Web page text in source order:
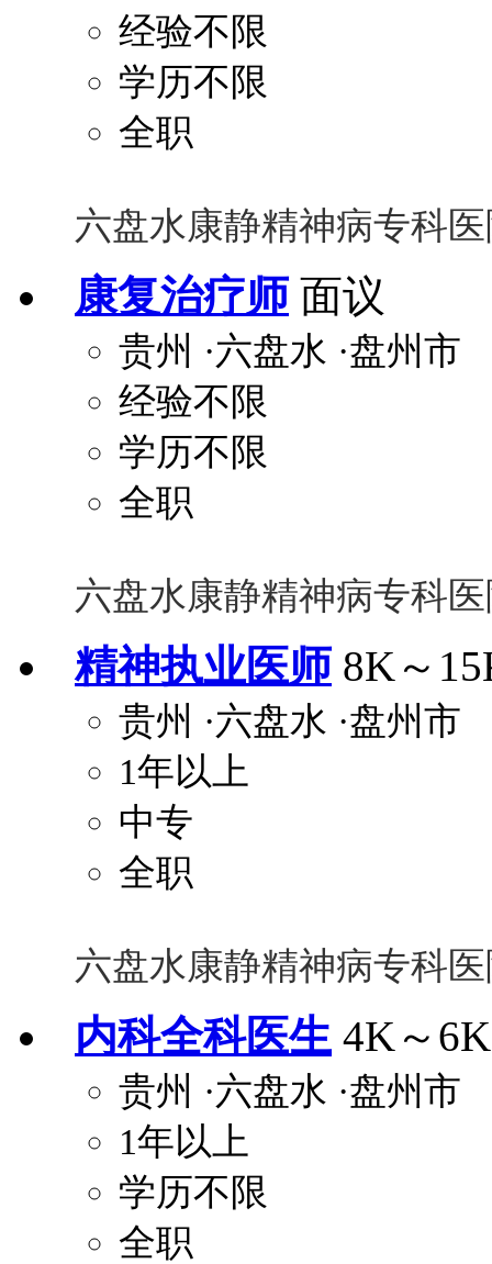
经验不限
学历不限
全职
六盘水康静精神病专科
康复治疗师 面议
贵州 ·六盘水 ·盘州市
经验不限
学历不限
全职
六盘水康静精神病专科
精神执业医师 8K～
贵州 ·六盘水 ·盘州市
1年以上
中专
全职
六盘水康静精神病专科
内科全科医生 4K～6K
贵州 ·六盘水 ·盘州市
1年以上
学历不限
全职